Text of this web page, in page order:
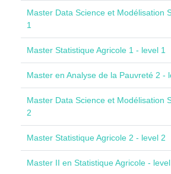
Master Data Science et Modélisation
1
Master Statistique Agricole 1 - level 1
Master en Analyse de la Pauvreté 2 -
Master Data Science et Modélisation
2
Master Statistique Agricole 2 - level 2
Master II en Statistique Agricole -